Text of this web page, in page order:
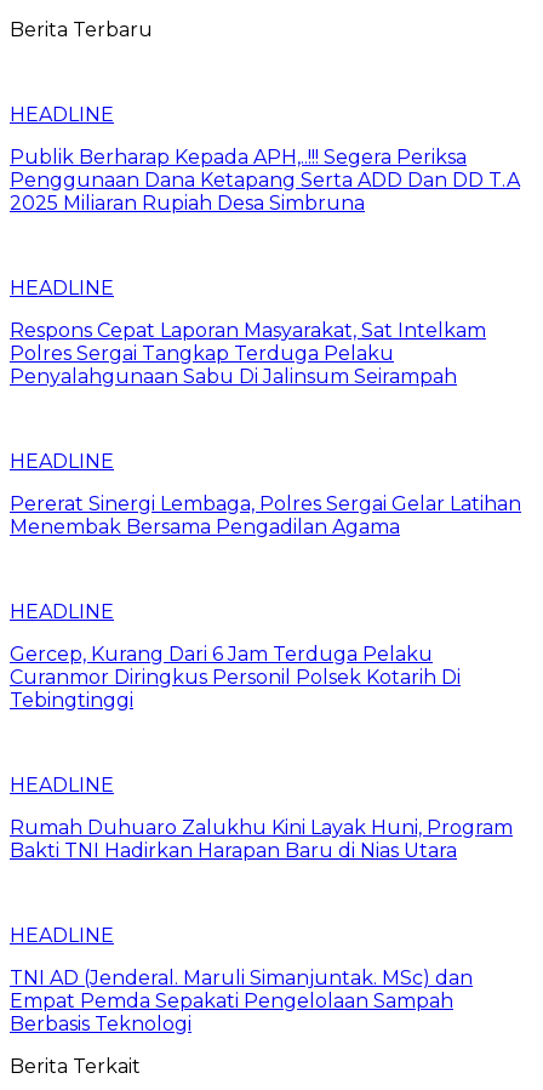
Berita Terbaru
HEADLINE
Publik Berharap Kepada APH,..!!! Segera Periksa
Penggunaan Dana Ketapang Serta ADD Dan DD T.A
2025 Miliaran Rupiah Desa Simbruna
HEADLINE
Respons Cepat Laporan Masyarakat, Sat Intelkam
Polres Sergai Tangkap Terduga Pelaku
Penyalahgunaan Sabu Di Jalinsum Seirampah
HEADLINE
Pererat Sinergi Lembaga, Polres Sergai Gelar Latihan
Menembak Bersama Pengadilan Agama
HEADLINE
Gercep, Kurang Dari 6 Jam Terduga Pelaku
Curanmor Diringkus Personil Polsek Kotarih Di
Tebingtinggi
HEADLINE
Rumah Duhuaro Zalukhu Kini Layak Huni, Program
Bakti TNI Hadirkan Harapan Baru di Nias Utara
HEADLINE
TNI AD (Jenderal. Maruli Simanjuntak. MSc) dan
Empat Pemda Sepakati Pengelolaan Sampah
Berbasis Teknologi
Berita Terkait